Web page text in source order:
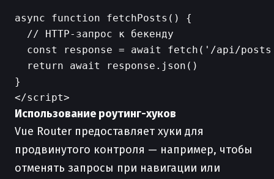
async function fetchPosts() {
  // HTTP-запрос к бекенду
const response = await fetch('/api/
  return await response.json()
}
Использование роутинг-хуков
Vue Router предоставляет хуки для
продвинутого контроля — например, чтобы
отменять запросы при навигации или